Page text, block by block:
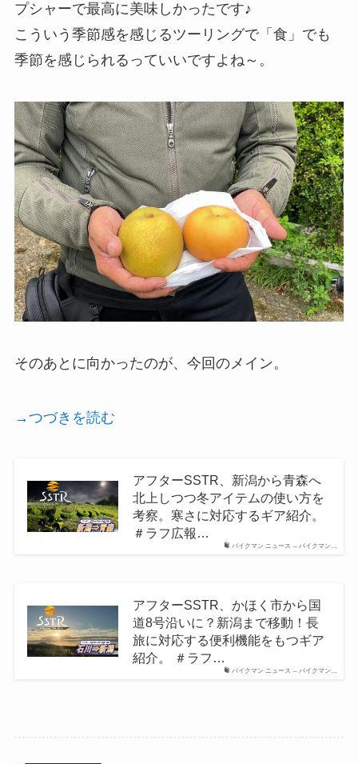
プシャーで最高に美味しかったです♪
こういう季節感を感じるツーリングで「食」でも
季節を感じられるっていいですよね～。
そのあとに向かったのが、今回のメイン。
→つづきを読む
バイクマン ニュース – バイクマン…
アフターSSTR、新潟から青森へ
北上しつつ冬アイテムの使い方を
考察。寒さに対応するギア紹介。
＃ラフ広報…
バイクマン ニュース – バイクマン…
アフターSSTR、かほく市から国
道8号沿いに？新潟まで移動！長
旅に対応する便利機能をもつギア
紹介。 ＃ラフ…